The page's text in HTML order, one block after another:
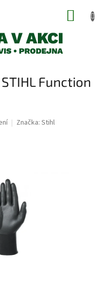
Function
Značka: Stihl